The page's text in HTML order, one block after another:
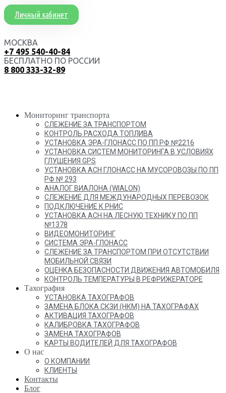
Личный кабинет
МОСКВА
+7 495 540-40-84
БЕСПЛАТНО ПО РОССИИ
8 800 333-32-89
Мониторинг транспорта
СЛЕЖЕНИЕ ЗА ТРАНСПОРТОМ
КОНТРОЛЬ РАСХОДА ТОПЛИВА
УСТАНОВКА ЭРА-ГЛОНАСС ПО ПП РФ №2216
УСТАНОВКА СИСТЕМ МОНИТОРИНГА В УСЛОВИЯХ
ГЛУШЕНИЯ GPS
УСТАНОВКА АСН ГЛОНАСС НА МУСОРОВОЗЫ ПО ПП
РФ № 293
АНАЛОГ ВИАЛОНА (WIALON)
СЛЕЖЕНИЕ ДЛЯ МЕЖДУНАРОДНЫХ ПЕРЕВОЗОК
ПОДКЛЮЧЕНИЕ К РНИС
УСТАНОВКА АСН НА ЛЕСНУЮ ТЕХНИКУ ПО ПП
№1378
ВИДЕОМОНИТОРИНГ
СИСТЕМА ЭРА-ГЛОНАСС
СЛЕЖЕНИЕ ЗА ТРАНСПОРТОМ ПРИ ОТСУТСТВИИ
МОБИЛЬНОЙ СВЯЗИ
ОЦЕНКА БЕЗОПАСНОСТИ ДВИЖЕНИЯ АВТОМОБИЛЯ
КОНТРОЛЬ ТЕМПЕРАТУРЫ В РЕФРИЖЕРАТОРЕ
Тахография
УСТАНОВКА ТАХОГРАФОВ
ЗАМЕНА БЛОКА СКЗИ (НКМ) НА ТАХОГРАФАХ
АКТИВАЦИЯ ТАХОГРАФОВ
КАЛИБРОВКА ТАХОГРАФОВ
ЗАМЕНА ТАХОГРАФОВ
КАРТЫ ВОДИТЕЛЕЙ ДЛЯ ТАХОГРАФОВ
О нас
О КОМПАНИИ
КЛИЕНТЫ
Контакты
Блог